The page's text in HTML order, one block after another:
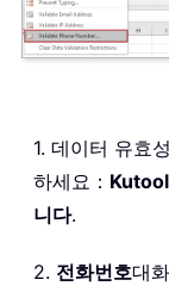
1. 데이터 유효
하세요：
니다.
2. 전화번호대